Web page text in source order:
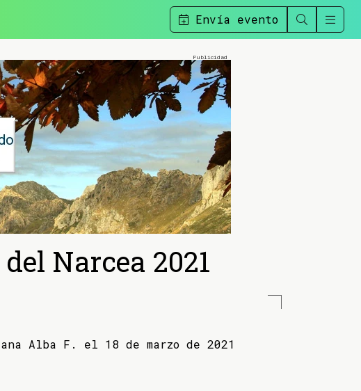
Envía evento
Narcea 2021
Alba F. el 18 de marzo de 2021